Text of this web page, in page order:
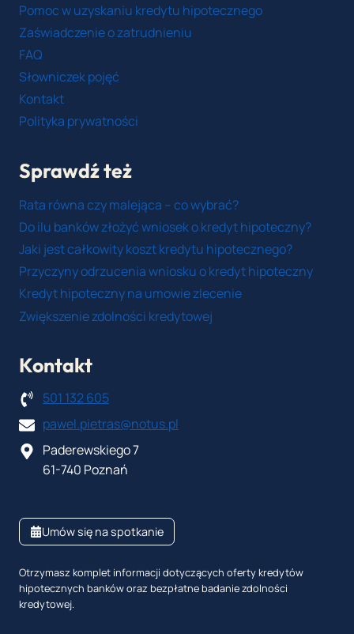
Pomoc w uzyskaniu kredytu hipotecznego
Zaświadczenie o zatrudnieniu
FAQ
Słowniczek pojęć
Kontakt
Polityka prywatności
Sprawdź też
Rata równa czy malejąca – co wybrać?
Do ilu banków złożyć wniosek o kredyt hipoteczny?
Jaki jest całkowity koszt kredytu hipotecznego?
Przyczyny odrzucenia wniosku o kredyt hipoteczny
Kredyt hipoteczny na umowie zlecenie
Zwiększenie zdolności kredytowej
Kontakt
501 132 605
pawel.pietras@notus.pl
Paderewskiego 7
61-740 Poznań
Umów się na spotkanie
Otrzymasz komplet informacji dotyczących oferty kredytów
hipotecznych banków oraz bezpłatne badanie zdolności
kredytowej.